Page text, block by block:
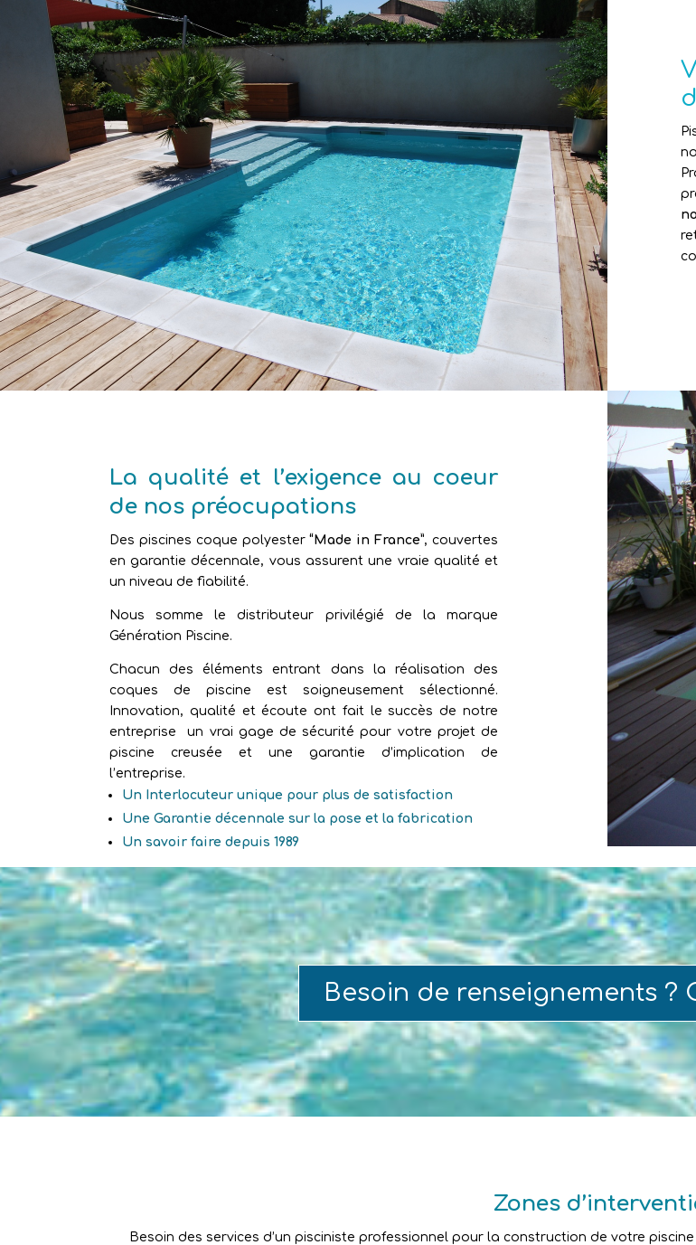
La qualité et l’exigence au coeur
de nos préocupations
Des piscines coque polyester“Made in France”, couvertes
en garantie décennale, vous assurent une vraie qualité et
un niveau de fiabilité.
Nous somme le distributeur privilégié de la marque
Génération Piscine.
Chacun des éléments entrant dans la réalisation des
coques de piscine est soigneusement sélectionné.
Innovation, qualité et écoute ont fait le succès de notre
entreprise un vrai gage de sécurité pour votre projet de
piscine creusée et une garantie d’implication de
l’entreprise.
Un Interlocuteur unique pour plus de satisfaction
Une Garantie décennale sur la pose et la fabrication
Un savoir faire depuis 1989
Besoin de renseignements ?
Zones
Besoin des services d’un pisciniste professionnel pour la construction de votre